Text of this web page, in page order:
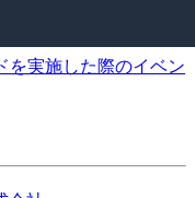
を実施した際のイベン